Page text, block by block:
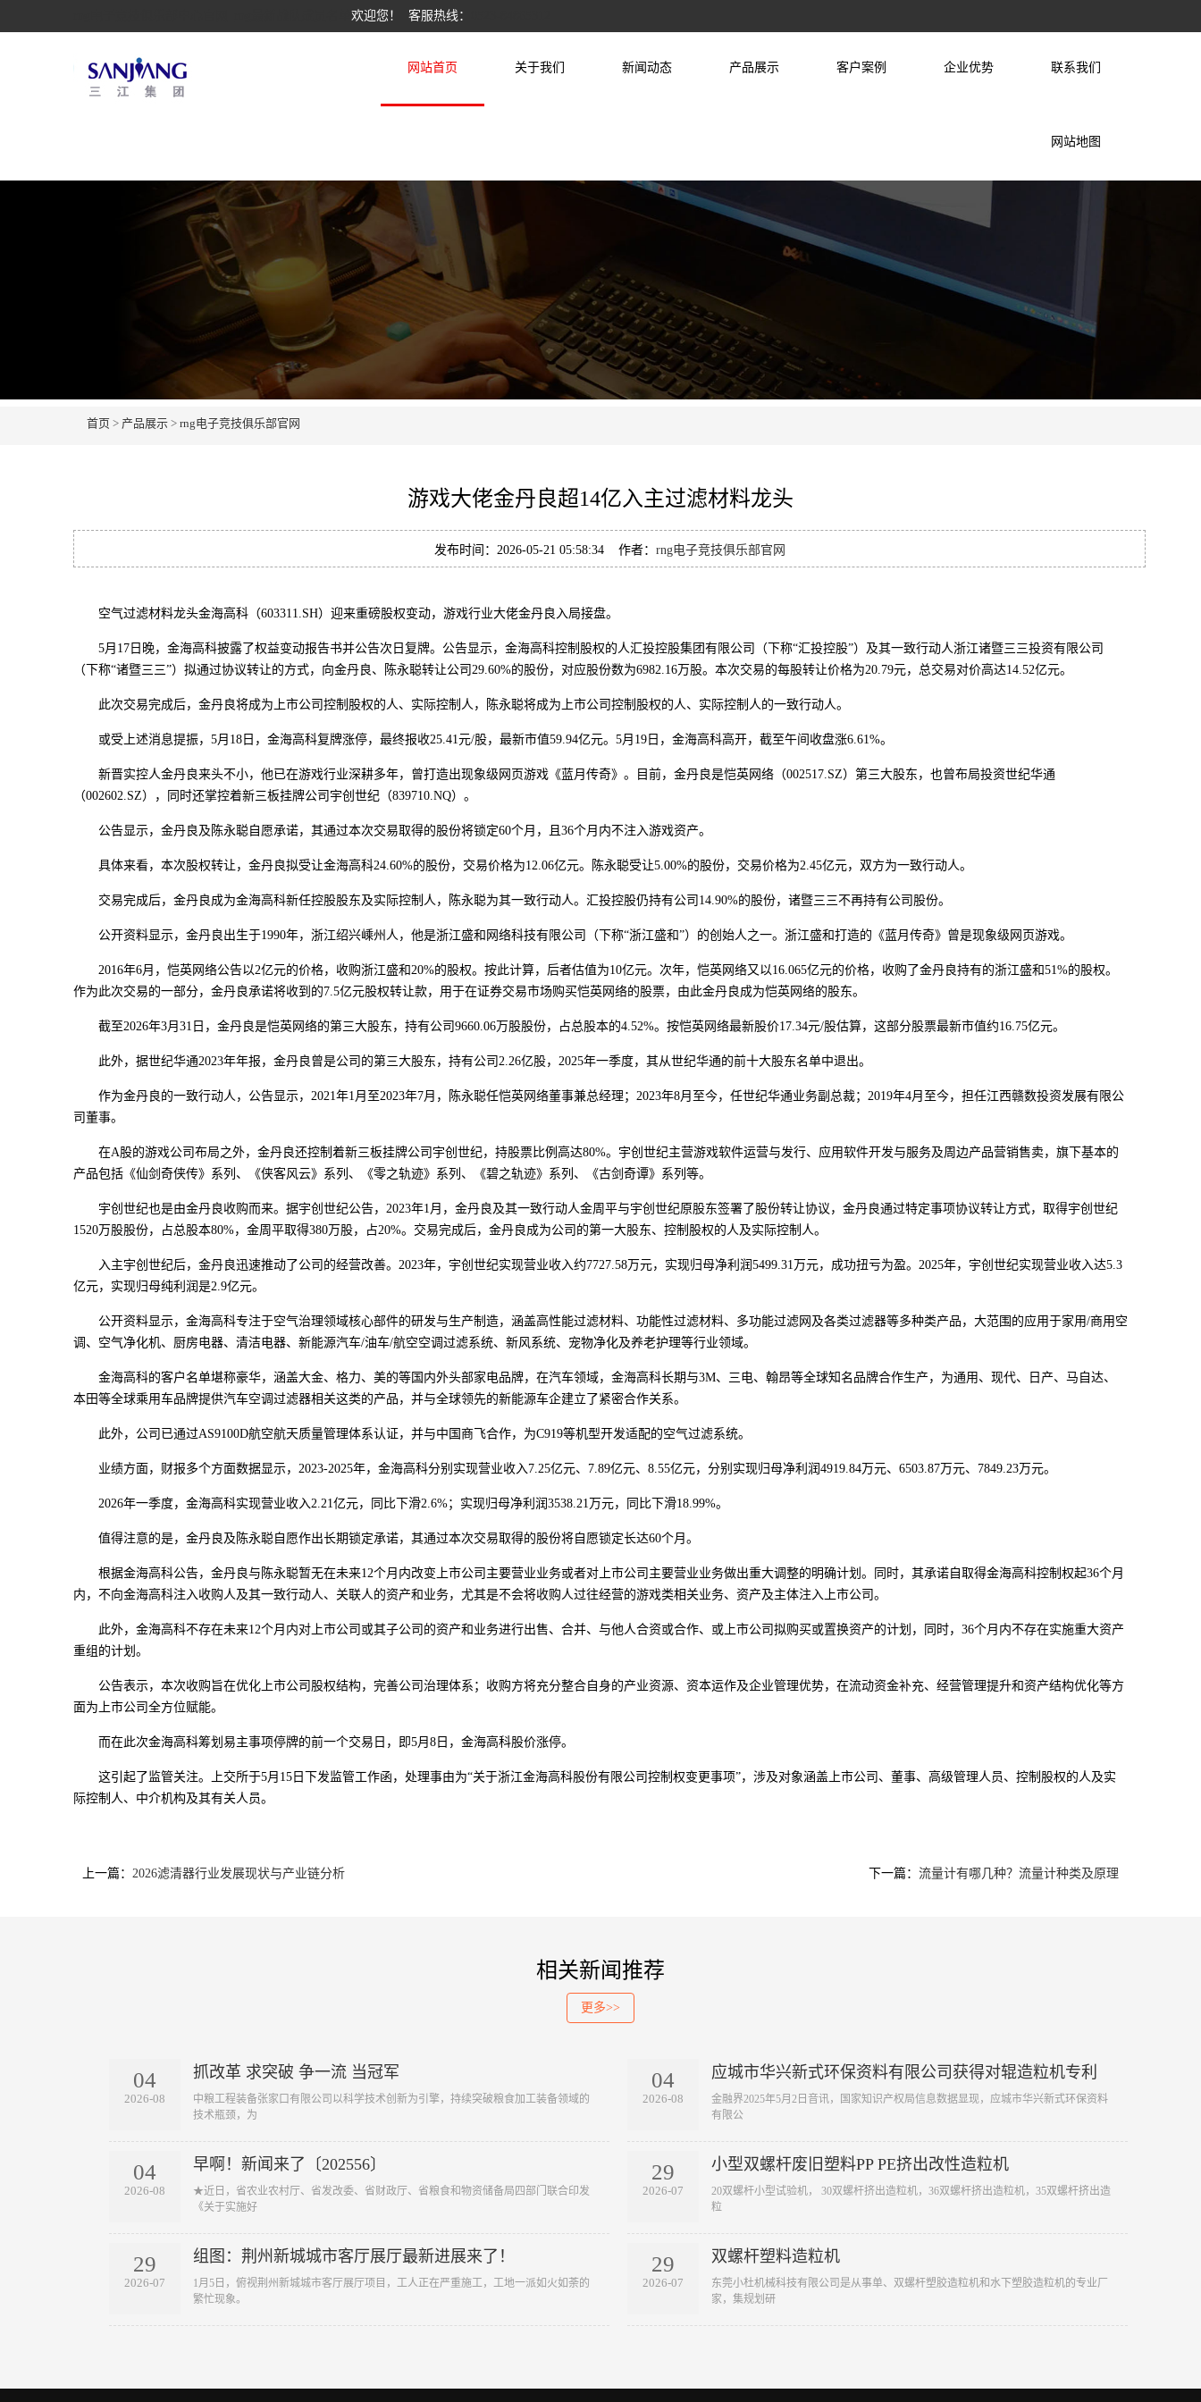
欢迎您！ 客服热线：
网站首页 关于我们 新闻动态 产品展示 客户案例 企业优势 联系我们
网站地图
首页 > 产品展示 > rng电子竞技俱乐部官网
游戏大佬金丹良超14亿入主过滤材料龙头
发布时间：2026-05-21 05:58:34 作者： rng电子竞技俱乐部官网
空气过滤材料龙头金海高科（603311.SH）迎来重磅股权变动，游戏行业大佬金丹良入局接盘。
5月17日晚，金海高科披露了权益变动报告书并公告次日复牌。公告显示，金海高科控制股权的人汇投控股集团有限公司（下称“汇投控股”）及其一致行动人浙江诸暨三三投资有限公司
（下称“诸暨三三”）拟通过协议转让的方式，向金丹良、陈永聪转让公司29.60%的股份，对应股份数为6982.16万股。本次交易的每股转让价格为20.79元，总交易对价高达14.52亿元。
此次交易完成后，金丹良将成为上市公司控制股权的人、实际控制人，陈永聪将成为上市公司控制股权的人、实际控制人的一致行动人。
或受上述消息提振，5月18日，金海高科复牌涨停，最终报收25.41元/股，最新市值59.94亿元。5月19日，金海高科高开，截至午间收盘涨6.61%。
新晋实控人金丹良来头不小，他已在游戏行业深耕多年，曾打造出现象级网页游戏《蓝月传奇》。目前，金丹良是恺英网络（002517.SZ）第三大股东，也曾布局投资世纪华通
（002602.SZ），同时还掌控着新三板挂牌公司宇创世纪（839710.NQ）。
公告显示，金丹良及陈永聪自愿承诺，其通过本次交易取得的股份将锁定60个月，且36个月内不注入游戏资产。
具体来看，本次股权转让，金丹良拟受让金海高科24.60%的股份，交易价格为12.06亿元。陈永聪受让5.00%的股份，交易价格为2.45亿元，双方为一致行动人。
交易完成后，金丹良成为金海高科新任控股股东及实际控制人，陈永聪为其一致行动人。汇投控股仍持有公司14.90%的股份，诸暨三三不再持有公司股份。
公开资料显示，金丹良出生于1990年，浙江绍兴嵊州人，他是浙江盛和网络科技有限公司（下称“浙江盛和”）的创始人之一。浙江盛和打造的《蓝月传奇》曾是现象级网页游戏。
2016年6月，恺英网络公告以2亿元的价格，收购浙江盛和20%的股权。按此计算，后者估值为10亿元。次年，恺英网络又以16.065亿元的价格，收购了金丹良持有的浙江盛和51%的股权。
作为此次交易的一部分，金丹良承诺将收到的7.5亿元股权转让款，用于在证券交易市场购买恺英网络的股票，由此金丹良成为恺英网络的股东。
截至2026年3月31日，金丹良是恺英网络的第三大股东，持有公司9660.06万股股份，占总股本的4.52%。按恺英网络最新股价17.34元/股估算，这部分股票最新市值约16.75亿元。
此外，据世纪华通2023年年报，金丹良曾是公司的第三大股东，持有公司2.26亿股，2025年一季度，其从世纪华通的前十大股东名单中退出。
作为金丹良的一致行动人，公告显示，2021年1月至2023年7月，陈永聪任恺英网络董事兼总经理；2023年8月至今，任世纪华通业务副总裁；2019年4月至今，担任江西赣数投资发展有限公
司董事。
在A股的游戏公司布局之外，金丹良还控制着新三板挂牌公司宇创世纪，持股票比例高达80%。宇创世纪主营游戏软件运营与发行、应用软件开发与服务及周边产品营销售卖，旗下基本的
产品包括《仙剑奇侠传》系列、《侠客风云》系列、《零之轨迹》系列、《碧之轨迹》系列、《古剑奇谭》系列等。
宇创世纪也是由金丹良收购而来。据宇创世纪公告，2023年1月，金丹良及其一致行动人金周平与宇创世纪原股东签署了股份转让协议，金丹良通过特定事项协议转让方式，取得宇创世纪
1520万股股份，占总股本80%，金周平取得380万股，占20%。交易完成后，金丹良成为公司的第一大股东、控制股权的人及实际控制人。
入主宇创世纪后，金丹良迅速推动了公司的经营改善。2023年，宇创世纪实现营业收入约7727.58万元，实现归母净利润5499.31万元，成功扭亏为盈。2025年，宇创世纪实现营业收入达5.3
亿元，实现归母纯利润是2.9亿元。
公开资料显示，金海高科专注于空气治理领域核心部件的研发与生产制造，涵盖高性能过滤材料、功能性过滤材料、多功能过滤网及各类过滤器等多种类产品，大范围的应用于家用/商用空
调、空气净化机、厨房电器、清洁电器、新能源汽车/油车/航空空调过滤系统、新风系统、宠物净化及养老护理等行业领域。
金海高科的客户名单堪称豪华，涵盖大金、格力、美的等国内外头部家电品牌，在汽车领域，金海高科长期与3M、三电、翰昂等全球知名品牌合作生产，为通用、现代、日产、马自达、
本田等全球乘用车品牌提供汽车空调过滤器相关这类的产品，并与全球领先的新能源车企建立了紧密合作关系。
此外，公司已通过AS9100D航空航天质量管理体系认证，并与中国商飞合作，为C919等机型开发适配的空气过滤系统。
业绩方面，财报多个方面数据显示，2023-2025年，金海高科分别实现营业收入7.25亿元、7.89亿元、8.55亿元，分别实现归母净利润4919.84万元、6503.87万元、7849.23万元。
2026年一季度，金海高科实现营业收入2.21亿元，同比下滑2.6%；实现归母净利润3538.21万元，同比下滑18.99%。
值得注意的是，金丹良及陈永聪自愿作出长期锁定承诺，其通过本次交易取得的股份将自愿锁定长达60个月。
根据金海高科公告，金丹良与陈永聪暂无在未来12个月内改变上市公司主要营业业务或者对上市公司主要营业业务做出重大调整的明确计划。同时，其承诺自取得金海高科控制权起36个月
内，不向金海高科注入收购人及其一致行动人、关联人的资产和业务，尤其是不会将收购人过往经营的游戏类相关业务、资产及主体注入上市公司。
此外，金海高科不存在未来12个月内对上市公司或其子公司的资产和业务进行出售、合并、与他人合资或合作、或上市公司拟购买或置换资产的计划，同时，36个月内不存在实施重大资产
重组的计划。
公告表示，本次收购旨在优化上市公司股权结构，完善公司治理体系；收购方将充分整合自身的产业资源、资本运作及企业管理优势，在流动资金补充、经营管理提升和资产结构优化等方
面为上市公司全方位赋能。
而在此次金海高科筹划易主事项停牌的前一个交易日，即5月8日，金海高科股价涨停。
这引起了监管关注。上交所于5月15日下发监管工作函，处理事由为“关于浙江金海高科股份有限公司控制权变更事项”，涉及对象涵盖上市公司、董事、高级管理人员、控制股权的人及实
际控制人、中介机构及其有关人员。
上一篇： 2026滤清器行业发展现状与产业链分析 下一篇： 流量计有哪几种？流量计种类及原理
相关新闻推荐
更多>>
04
2026-08
抓改革 求突破 争一流 当冠军
​ 中粮工程装备张家口有限公司以科学技术创新为引擎，持续突破粮食加工装备领域的
技术瓶颈，为
04
2026-08
早啊！新闻来了〔202556〕
​ ★近日，省农业农村厅、省发改委、省财政厅、省粮食和物资储备局四部门联合印发
《关于实施好
29
2026-07
组图：荆州新城城市客厅展厅最新进展来了！
​ 1月5日，俯视荆州新城城市客厅展厅项目，工人正在严重施工，工地一派如火如荼的
繁忙现象。
04
2026-08
应城市华兴新式环保资料有限公司获得对辊造粒机专利
​ 金融界2025年5月2日音讯，国家知识产权局信息数据显现，应城市华兴新式环保资料
有限公
29
2026-07
小型双螺杆废旧塑料PP PE挤出改性造粒机
​ 20双螺杆小型试验机， 30双螺杆挤出造粒机，36双螺杆挤出造粒机，35双螺杆挤出造
粒
29
2026-07
双螺杆塑料造粒机
​ 东莞小杜机械科技有限公司是从事单、双螺杆塑胶造粒机和水下塑胶造粒机的专业厂
家，集规划研